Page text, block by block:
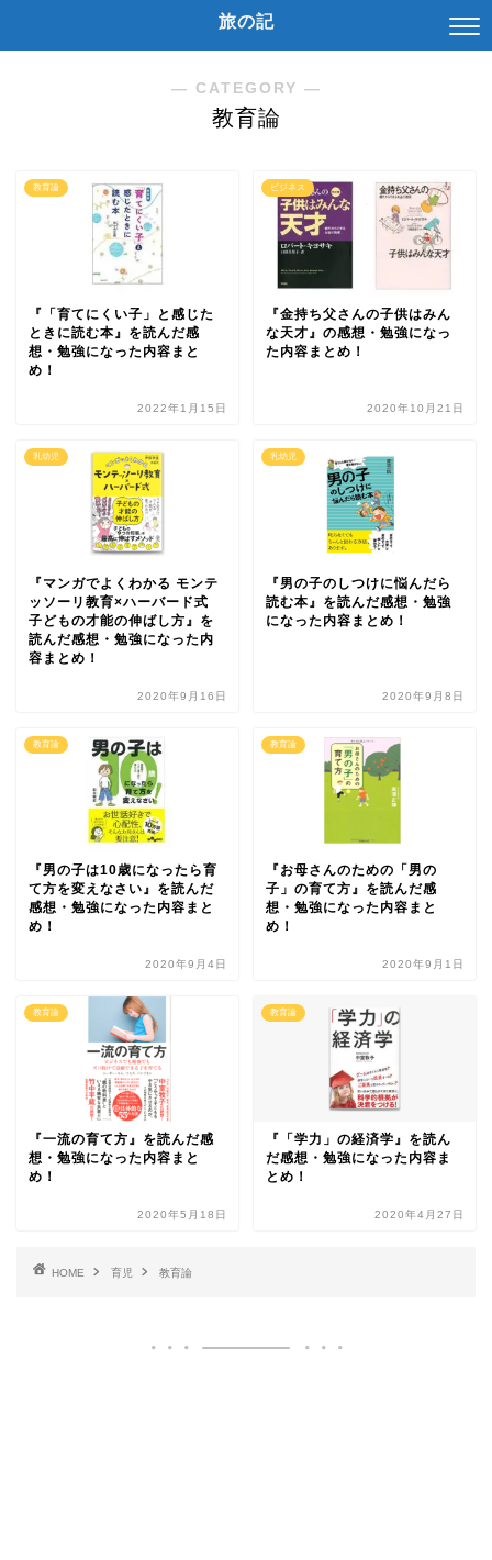
旅の記
― CATEGORY ―
教育論
教育論
『「育てにくい子」と感じた
ときに読む本』を読んだ感
想・勉強になった内容まと
め！
2022年1月15日
ビジネス
『金持ち父さんの子供はみん
な天才』の感想・勉強になっ
た内容まとめ！
2020年10月21日
乳幼児
『マンガでよくわかる モンテ
ッソーリ教育×ハーバード式
子どもの才能の伸ばし方』を
読んだ感想・勉強になった内
容まとめ！
2020年9月16日
乳幼児
『男の子のしつけに悩んだら
読む本』を読んだ感想・勉強
になった内容まとめ！
2020年9月8日
教育論
『男の子は10歳になったら育
て方を変えなさい』を読んだ
感想・勉強になった内容まと
め！
2020年9月4日
教育論
『お母さんのための「男の
子」の育て方』を読んだ感
想・勉強になった内容まと
め！
2020年9月1日
教育論
『一流の育て方』を読んだ感
想・勉強になった内容まと
め！
2020年5月18日
教育論
『「学力」の経済学』を読ん
だ感想・勉強になった内容ま
とめ！
2020年4月27日
HOME 育児 教育論